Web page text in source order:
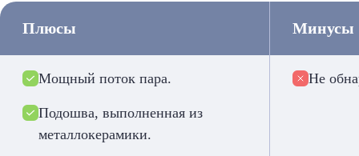
Плюсы
Мощный поток пара.
Подошва, выполненная из
металлокерамики.
Минусы
Не